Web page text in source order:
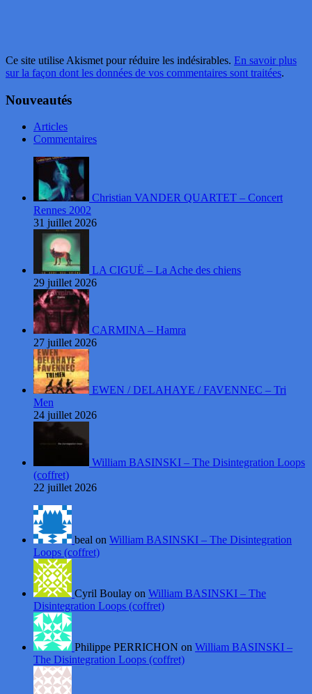
Ce site utilise Akismet pour réduire les indésirables. En savoir plus
sur la façon dont les données de vos commentaires sont traitées.
Nouveautés
Articles
Commentaires
Christian VANDER QUARTET – Concert
Rennes 2002
31 juillet 2026
LA CIGUË – La Ache des chiens
29 juillet 2026
CARMINA – Hamra
27 juillet 2026
EWEN / DELAHAYE / FAVENNEC – Tri
Men
24 juillet 2026
William BASINSKI – The Disintegration Loops
(coffret)
22 juillet 2026
beal on William BASINSKI – The Disintegration
Loops (coffret)
Cyril Boulay on William BASINSKI – The
Disintegration Loops (coffret)
Philippe PERRICHON on William BASINSKI –
The Disintegration Loops (coffret)